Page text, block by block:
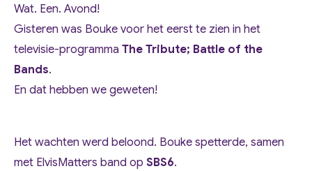
Wat. Een. Avond!
Gisteren was Bouke voor het eerst te zien in het
televisie-programma The Tribute; Battle of the
Bands.
En dat hebben we geweten!
Het wachten werd beloond. Bouke spetterde, samen
met ElvisMatters band op SBS6.